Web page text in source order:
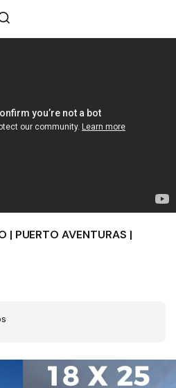
| PUERTO AVENTURAS |